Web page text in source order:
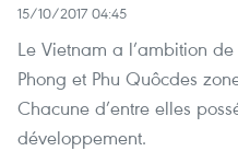
15/10/2017 04:45
Le Vietnam a l’ambition
Phong et Phu Quôcdes
Chacune d’entre elles
développement.